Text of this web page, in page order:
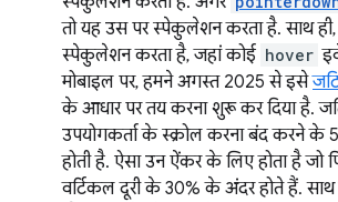
तो यह उस पर स्पेकुलेशन करता है. साथ ही,
स्पेकुलेशन करता है, जहां कोई hover
मोबाइल पर, हमने अगस्त 2025 से इसे
के आधार पर तय करना शुरू कर दिया है.
उपयोगकर्ता के स्क्रोल करना बंद करने के
होती है. ऐसा उन ऐंकर के लिए होता है जो
वर्टिकल दूरी के 30% के अंदर होते हैं. साथ